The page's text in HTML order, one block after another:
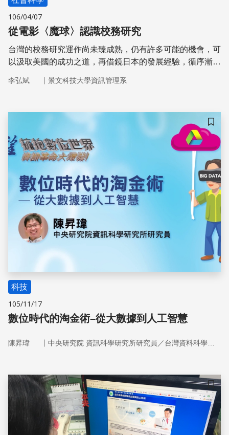
106/04/07
從電影〈魔球〉認識校務研究
台灣的校務研究運作尚未臻成熟，仍有許多可能的機會，可
以汲取美國的成功之道，再借鏡日本的發展經驗，循序漸進
評量列為台灣校務研究黃金三角。
李弘斌 ｜ 景文科技大學資訊管理系
儲存
科技
105/11/17
數位時代的淘金術–從大數據到人工智慧
陳昇瑋 ｜
儲存